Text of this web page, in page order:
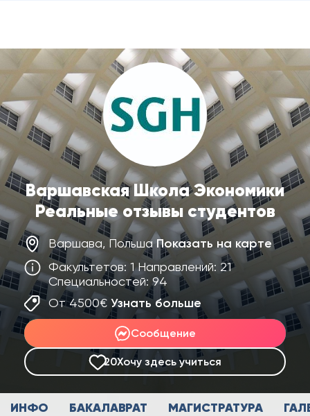
Варшавская Школа Экономики
Реальные отзывы студентов
Варшава, ПольшаПоказать на карте
Факультетов: 1 Направлений: 21
Специальностей: 94
От 4500€ Узнать больше
Сообщение
20Хочу здесь учиться
ИНФО БАКАЛАВРАТ МАГИСТРАТУРА